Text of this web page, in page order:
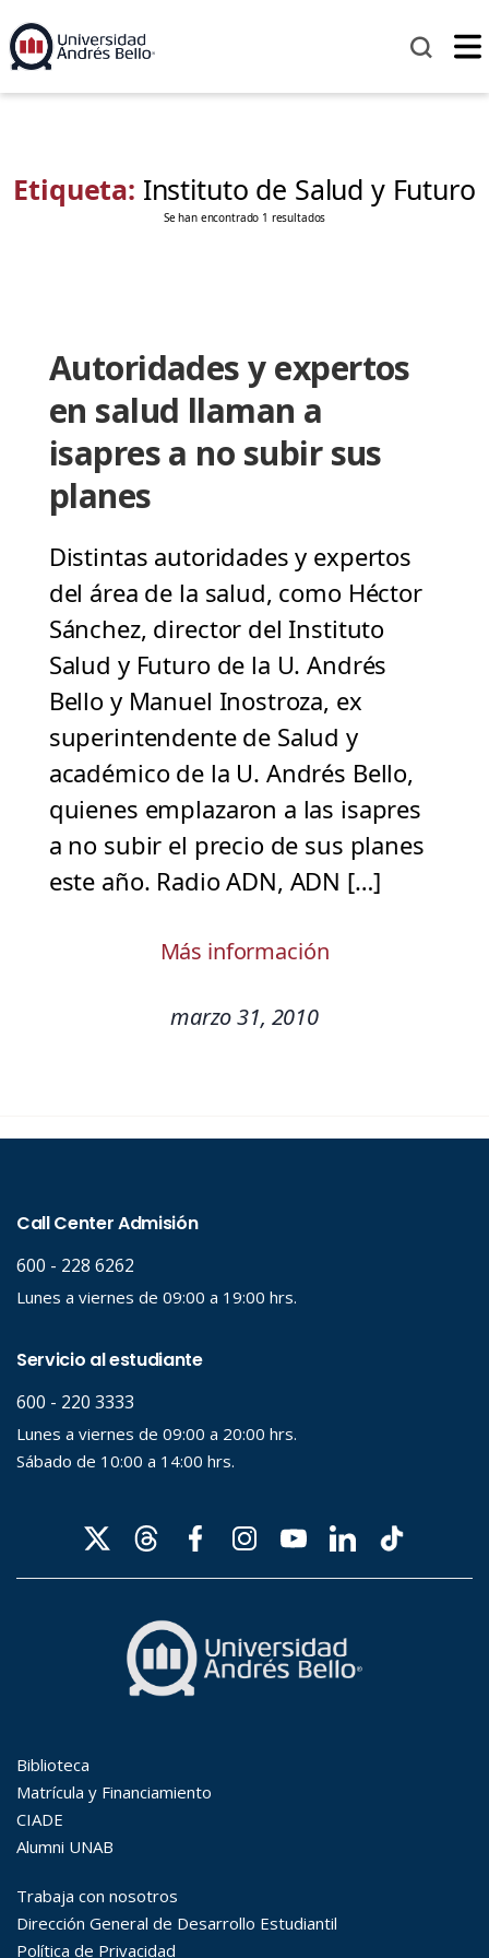
Etiqueta: Instituto de Salud y Futuro
Se han encontrado 1 resultados
Autoridades y expertos
en salud llaman a
isapres a no subir sus
planes
Distintas autoridades y expertos
del área de la salud, como Héctor
Sánchez, director del Instituto
Salud y Futuro de la U. Andrés
Bello y Manuel Inostroza, ex
superintendente de Salud y
académico de la U. Andrés Bello,
quienes emplazaron a las isapres
a no subir el precio de sus planes
este año. Radio ADN, ADN […]
Más información
marzo 31, 2010